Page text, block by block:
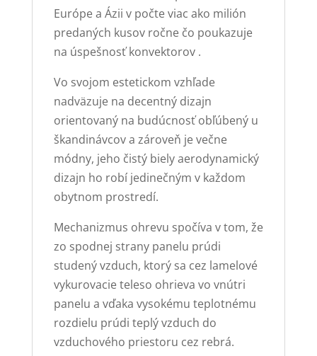
Európe a Ázii v počte viac ako milión
predaných kusov ročne čo poukazuje
na úspešnosť konvektorov .
Vo svojom estetickom vzhľade
nadväzuje na decentný dizajn
orientovaný na budúcnosť obľúbený u
škandinávcov a zároveň je večne
módny, jeho čistý biely aerodynamický
dizajn ho robí jedinečným v každom
obytnom prostredí.
Mechanizmus ohrevu spočíva v tom, že
zo spodnej strany panelu prúdi
studený vzduch, ktorý sa cez lamelové
vykurovacie teleso ohrieva vo vnútri
panelu a vďaka vysokému teplotnému
rozdielu prúdi teplý vzduch do
vzduchového priestoru cez rebrá.